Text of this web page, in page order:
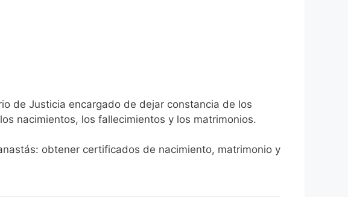
de Justicia encargado de dejar constancia de los
nacimientos, los fallecimientos y los matrimonios.
obtener certificados de nacimiento, matrimonio y